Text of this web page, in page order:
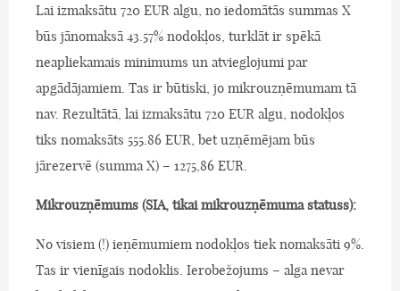
Lai izmaksātu 720 EUR algu, no iedomātās summas X
būs jānomaksā 43.57% nodokļos, turklāt ir spēkā
neapliekamais minimums un atvieglojumi par
apgādājamiem. Tas ir būtiski, jo mikrouzņēmumam tā
nav. Rezultātā, lai izmaksātu 720 EUR algu, nodokļos
tiks nomaksāts 555.86 EUR, bet uzņēmējam būs
jārezervē (summa X) – 1275,86 EUR.
Mikrouzņēmums (SIA, tikai mikrouzņēmuma statuss):
No visiem (!) ieņēmumiem nodokļos tiek nomaksāti 9%.
Tas ir vienīgais nodoklis. Ierobežojums – alga nevar